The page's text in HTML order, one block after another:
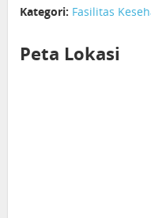
Kategori: Fasilitas
Peta Lokasi